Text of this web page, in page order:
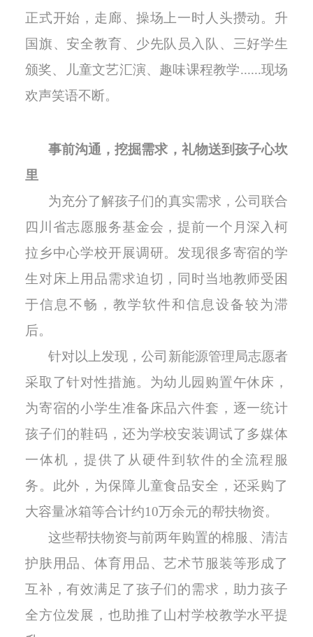
正式开始，走廊、操场上一时人头攒动。升
国旗、安全教育、少先队员入队、三好学生
颁奖、儿童文艺汇演、趣味课程教学......现场
欢声笑语不断。
事前沟通，挖掘需求，礼物送到孩子心坎
里
为充分了解孩子们的真实需求，公司联合
四川省志愿服务基金会，提前一个月深入柯
拉乡中心学校开展调研。发现很多寄宿的学
生对床上用品需求迫切，同时当地教师受困
于信息不畅，教学软件和信息设备较为滞
后。
针对以上发现，公司新能源管理局志愿者
采取了针对性措施。为幼儿园购置午休床，
为寄宿的小学生准备床品六件套，逐一统计
孩子们的鞋码，还为学校安装调试了多媒体
一体机，提供了从硬件到软件的全流程服
务。此外，为保障儿童食品安全，还采购了
大容量冰箱等合计约10万余元的帮扶物资。
这些帮扶物资与前两年购置的棉服、清洁
护肤用品、体育用品、艺术节服装等形成了
互补，有效满足了孩子们的需求，助力孩子
全方位发展，也助推了山村学校教学水平提